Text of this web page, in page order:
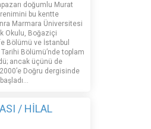
doğumlu Murat
bu kentte
Marmara Üniversitesi
Okulu, Boğaziçi
Bölümü ve İstanbul
Bölümü’nde toplam
ancak üçünü de
Doğru dergisinde
/ HİLAL